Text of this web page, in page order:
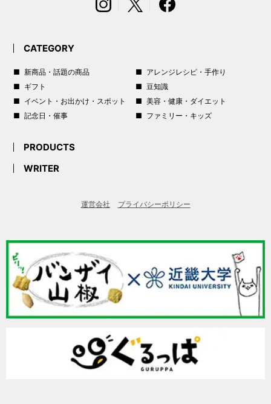
CATEGORY
新商品・話題の商品
アレンジレシピ・手作り
ギフト
豆知識
イベント・お出かけ・スポット
美容・健康・ダイエット
記念日・催事
ファミリー・キッズ
PRODUCTS
WRITER
運営会社 プライバシーポリシー